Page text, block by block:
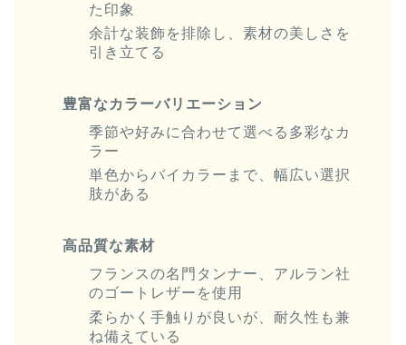
た印象
余計な装飾を排除し、素材の美しさを
引き立てる
豊富なカラーバリエーション
季節や好みに合わせて選べる多彩なカ
ラー
単色からバイカラーまで、幅広い選択
肢がある
高品質な素材
フランスの名門タンナー、アルラン社
のゴートレザーを使用
柔らかく手触りが良いが、耐久性も兼
ね備えている